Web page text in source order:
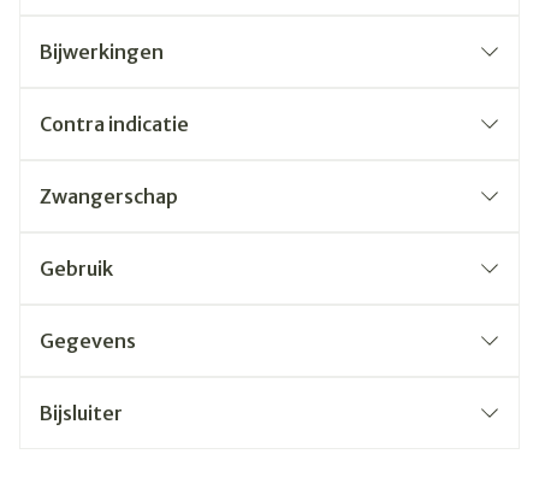
Bijwerkingen
Contra indicatie
Zwangerschap
Gebruik
Gegevens
Bijsluiter